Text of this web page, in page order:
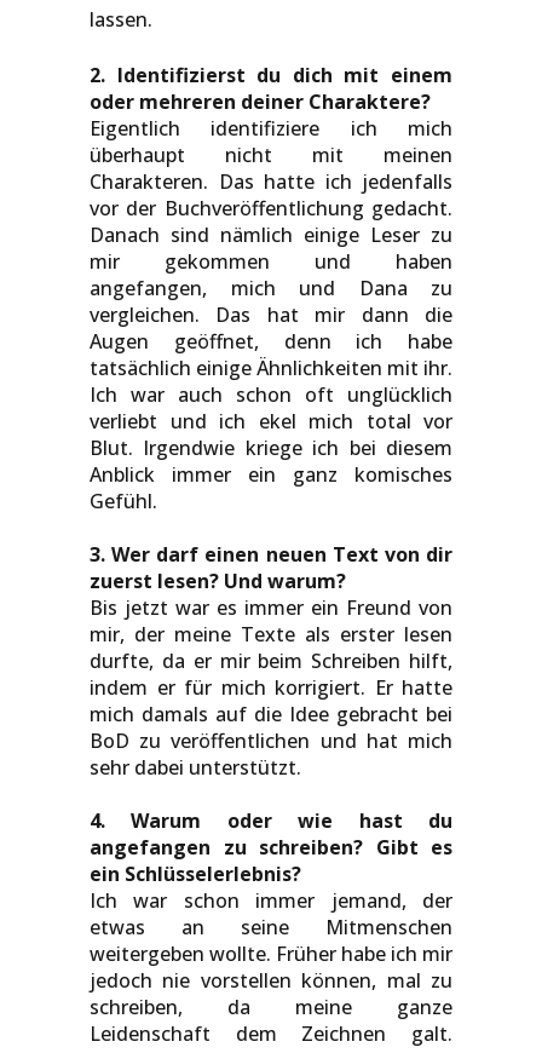
lassen.
2. Identifizierst du dich mit einem
oder mehreren deiner Charaktere?
Eigentlich identifiziere ich mich
überhaupt nicht mit meinen
Charakteren. Das hatte ich jedenfalls
vor der Buchveröffentlichung gedacht.
Danach sind nämlich einige Leser zu
mir gekommen und haben
angefangen, mich und Dana zu
vergleichen. Das hat mir dann die
Augen geöffnet, denn ich habe
tatsächlich einige Ähnlichkeiten mit ihr.
Ich war auch schon oft unglücklich
verliebt und ich ekel mich total vor
Blut. Irgendwie kriege ich bei diesem
Anblick immer ein ganz komisches
Gefühl.
3. Wer darf einen neuen Text von dir
zuerst lesen? Und warum?
Bis jetzt war es immer ein Freund von
mir, der meine Texte als erster lesen
durfte, da er mir beim Schreiben hilft,
indem er für mich korrigiert. Er hatte
mich damals auf die Idee gebracht bei
BoD zu veröffentlichen und hat mich
sehr dabei unterstützt.
4. Warum oder wie hast du
angefangen zu schreiben? Gibt es
ein Schlüsselerlebnis?
Ich war schon immer jemand, der
etwas an seine Mitmenschen
weitergeben wollte. Früher habe ich mir
jedoch nie vorstellen können, mal zu
schreiben, da meine ganze
Leidenschaft dem Zeichnen galt.